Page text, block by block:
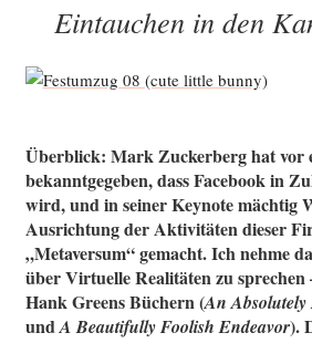
Eintauchen in den
Überblick: Mark Zuckerberg hat vor
bekanntgegeben, dass Facebook in
wird, und in seiner Keynote mächtig
Ausrichtung der Aktivitäten dieser
„Metaversum“ gemacht. Ich nehme
über Virtuelle Realitäten zu sprechen
Hank Greens Büchern (An
undA Beautifully Foolish Endeavor).